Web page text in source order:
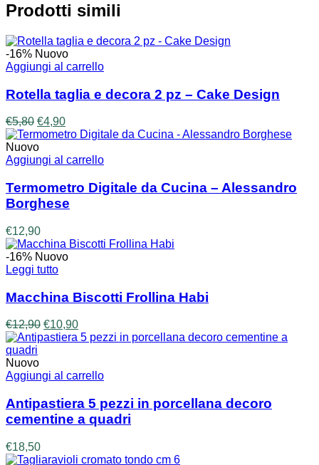
Prodotti simili
-16% Nuovo
Aggiungi al carrello
Rotella taglia e decora 2 pz – Cake Design
€5,80 Il
prezzo
originale
era:
€4,90Il
prezzo
è:
Nuovo
Aggiungi al carrello
Termometro Digitale da Cucina – Alessandro
Borghese
€12,90
-16% Nuovo
Leggi tutto
Macchina Biscotti Frollina Habi
€12,90 Il
prezzo
€12,90.
€10,90Il
prezzo
€10,90.
Nuovo
Aggiungi al carrello
Antipastiera 5 pezzi in porcellana decoro
cementine a quadri
€18,50